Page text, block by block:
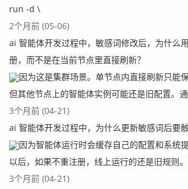
run -d \
2个月前 (05-06)
ai 智能体开发过程中，敏感词修改后，为什么
册，而不是在当前节点里直接刷新？
因为这是集群场景。单节点内直接刷新只能
但其他节点上的智能体实例可能还是旧配置。
3个月前 (04-21)
ai 智能体开发过程中，为什么更新敏感词后要
因为智能体运行时会缓存自己的配置和系统
以后，如果不重注册，线上运行的还是旧规则
3个月前 (04-21)